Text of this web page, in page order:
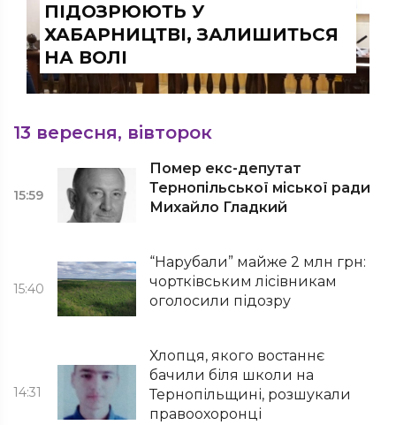
ПІДОЗРЮЮТЬ У
ХАБАРНИЦТВІ, ЗАЛИШИТЬСЯ
НА ВОЛІ
13 вересня, вівторок
15:59
Помер екс-депутат
Тернопільської міської ради
Михайло Гладкий
15:40
“Нарубали” майже 2 млн грн:
чортківським лісівникам
оголосили підозру
14:31
Хлопця, якого востаннє
бачили біля школи на
Тернопільщині, розшукали
правоохоронці